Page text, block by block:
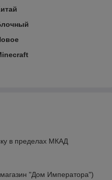
в пределах МКАД
"Дом Императора")